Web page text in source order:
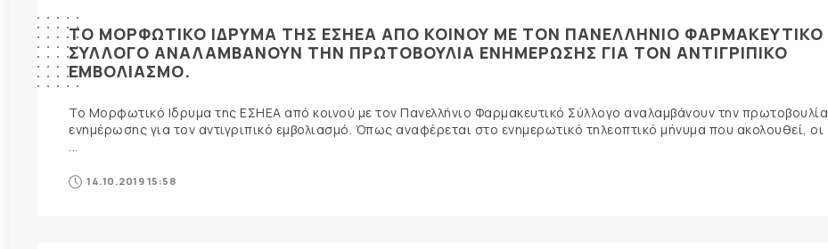
ΤΟ ΜΟΡΦΩΤΙΚΟ ΙΔΡΥΜΑ ΤΗΣ ΕΣΗΕΑ ΑΠΟ ΚΟΙΝΟΥ ΜΕ ΤΟΝ ΠΑΝΕΛΛΗΝΙΟ ΦΑΡΜΑΚΕΥΤΙΚΟ
ΣΥΛΛΟΓΟ ΑΝΑΛΑΜΒΑΝΟΥΝ ΤΗΝ ΠΡΩΤΟΒΟΥΛΙΑ ΕΝΗΜΕΡΩΣΗΣ ΓΙΑ ΤΟΝ ΑΝΤΙΓΡΙΠΙΚΟ
ΕΜΒΟΛΙΑΣΜΟ.
Το Μορφωτικό Ιδρυμα της ΕΣΗΕΑ από κοινού με τον Πανελλήνιο Φαρμακευτικό Σύλλογο αναλαμβάνουν την πρωτοβουλία
ενημέρωσης για τον αντιγριπικό εμβολιασμό. Όπως αναφέρεται στο ενημερωτικό τηλεοπτικό μήνυμα που ακολουθεί, οι
...
14.10.2019 15:58